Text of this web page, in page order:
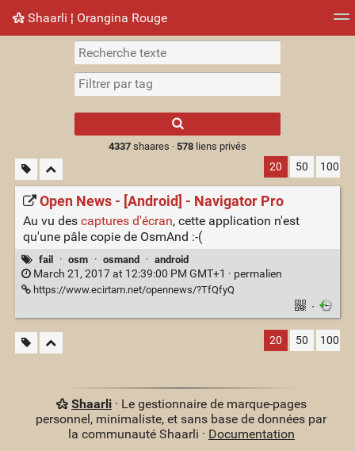
Shaarli ¦ Orangina Rouge
Nuage de tags Mur d'images
results.
4337shaares · 578liens privés
20 50 100
Open News - [Android] - Navigator Pro
Au vu des captures d'écran, cette application n'est
qu'une pâle copie de OsmAnd :-(
fail · osm · osmand · android
March 21, 2017 at 12:39:00 PM GMT+1 · permalien
https://www.ecirtam.net/opennews/?TfQfyQ
·
20 50 100
Shaarli· Le gestionnaire de marque-pages
personnel, minimaliste, et sans base de données par
la communauté Shaarli · Documentation